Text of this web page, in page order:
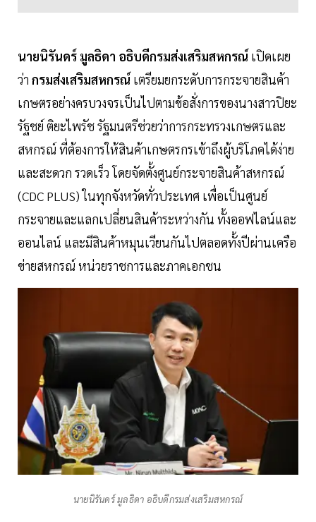
นายนิรันดร์ มูลธิดา อธิบดีกรมส่งเสริมสหกรณ์ เปิดเผย
ว่า กรมส่งเสริมสหกรณ์ เตรียมยกระดับการกระจายสินค้า
เกษตรอย่างครบวงจรเป็นไปตามข้อสั่งการของนางสาวปิยะ
รัฐชย์ ติยะไพรัช รัฐมนตรีช่วยว่าการกระทรวงเกษตรและ
สหกรณ์ ที่ต้องการให้สินค้าเกษตรกรเข้าถึงผู้บริโภคได้ง่าย
และสะดวก รวดเร็ว โดยจัดตั้งศูนย์กระจายสินค้าสหกรณ์
(CDC PLUS) ในทุกจังหวัดทั่วประเทศ เพื่อเป็นศูนย์
กระจายและแลกเปลี่ยนสินค้าระหว่างกัน ทั้งออฟไลน์และ
ออนไลน์ และมีสินค้าหมุนเวียนกันไปตลอดทั้งปีผ่านเครือ
ข่ายสหกรณ์ หน่วยราชการและภาคเอกชน
นายนิรันดร์ มูลธิดา อธิบดีกรมส่งเสริมสหกรณ์